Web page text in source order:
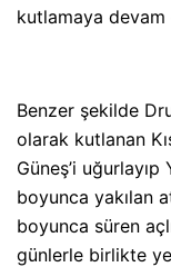
kutlamaya devam
Benzer şekilde
olarak kutlanan
Güneş’i
boyunca yakılan
boyunca süren
günlerle birlikte